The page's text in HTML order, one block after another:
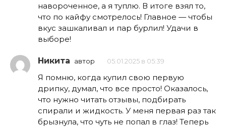
навороченное, а я туплю. В итоге взял то,
что по кайфу смотрелось! Главное — чтобы
вкус зашкаливал и пар бурлил! Удачи в
выборе!
Никита автор 05.01.2025 в 05:39
Я помню, когда купил свою первую
дрипку, думал, что все просто! Оказалось,
что нужно читать отзывы, подбирать
спирали и жидкость. У меня первая раз так
брызнула, что чуть не попал в глаз! Теперь